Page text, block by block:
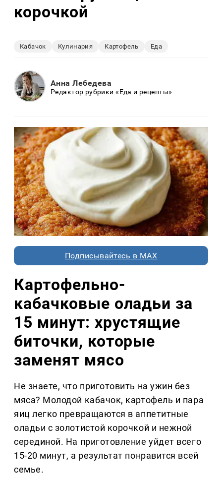
корочкой
Кабачок Кулинария Картофель Еда
Анна Лебедева
Редактор рубрики «Еда и рецепты»
Подписывайтесь в MAX
Картофельно-
кабачковые оладьи за
15 минут: хрустящие
биточки, которые
заменят мясо
Не знаете, что приготовить на ужин без
мяса? Молодой кабачок, картофель и пара
яиц легко превращаются в аппетитные
оладьи с золотистой корочкой и нежной
серединой. На приготовление уйдет всего
15-20 минут, а результат понравится всей
семье.